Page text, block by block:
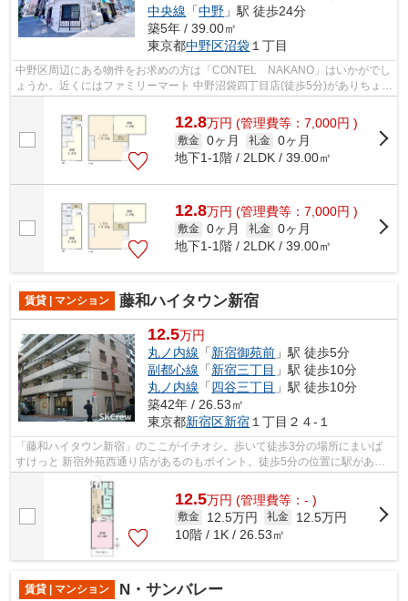
中央線 「中野 」駅 徒歩24分
築5年 / 39.00㎡
東京都中野区沼袋 １丁目
中野区周辺にある物件をお求めの方は「CONTEL NAKANO」はいかがでし
ょうか。近くにはファミリーマート 中野沼袋四丁目店(徒歩5分)がありちょっ
とした買い物に便利です。マンションの...
12.8万円 (管理費等：7,000円 )
敷金 0ヶ月 礼金 0ヶ月
地下1-1階 / 2LDK / 39.00㎡
12.8万円 (管理費等：7,000円 )
敷金 0ヶ月 礼金 0ヶ月
地下1-1階 / 2LDK / 39.00㎡
賃貸 | マンション 藤和ハイタウン新宿
12.5万円
丸ノ内線 「新宿御苑前 」駅 徒歩5分
副都心線 「新宿三丁目 」駅 徒歩10分
丸ノ内線 「四谷三丁目 」駅 徒歩10分
築42年 / 26.53㎡
東京都新宿区新宿１丁目２４-１
「藤和ハイタウン新宿」のここがイチオシ。歩いて徒歩3分の場所にまいば
すけっと 新宿外苑西通り店があるのもポイント。徒歩5分の位置に駅がある
12.5万円 (管理費等：- )
敷金 12.5万円 礼金
12.5万円
10階 / 1K / 26.53㎡
賃貸 | マンション N・サンバレー